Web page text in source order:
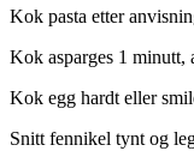
Kok pasta etter
Kok asparges 1
Kok egg hardt eller
Snitt fennikel tynt og